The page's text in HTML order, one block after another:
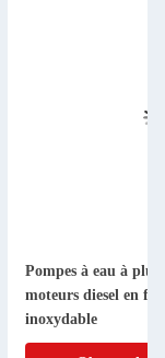
Pompes à eau à
moteurs diesel en
inoxydable